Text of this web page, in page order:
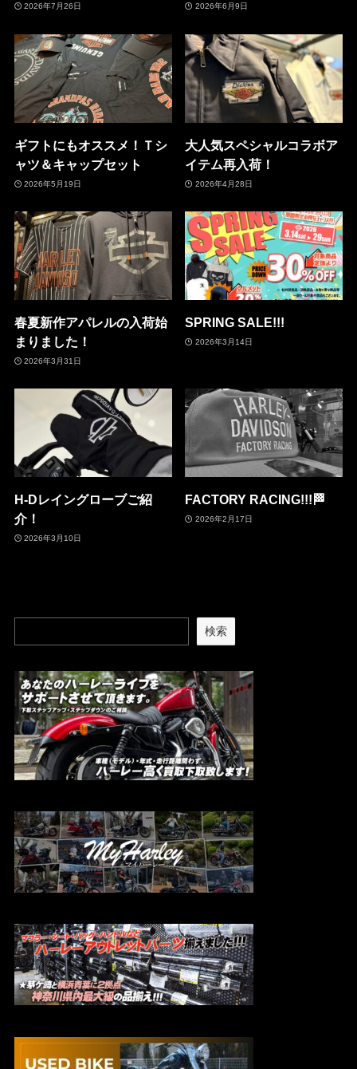
2026年7月26日 2026年6月9日
ギフトにもオススメ！Ｔシ
ャツ＆キャップセット
2026年5月19日
大人気スペシャルコラボア
イテム再入荷！
2026年4月28日
春夏新作アパレルの入荷始
まりました！
2026年3月31日
SPRING SALE!!!
2026年3月14日
H-Dレイングローブご紹
介！
2026年3月10日
FACTORY RACING!!!🏁
2026年2月17日
検索